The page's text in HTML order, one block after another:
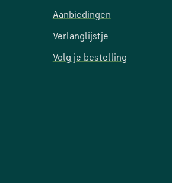
Aanbiedingen
Verlanglijstje
Volg je bestelling